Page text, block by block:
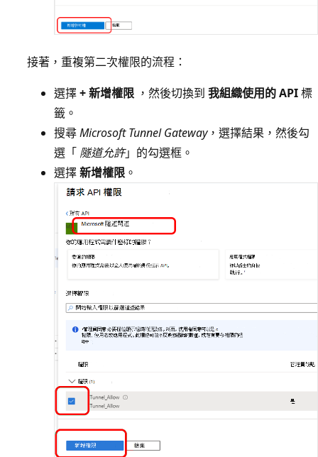
接著，重複第二次權限的流程：
選擇+ 新增權限 ，然後切換到 我組織使用的 API標
籤。
搜尋Microsoft Tunnel Gateway，選擇結果，然後勾
選「 隧道允許」的勾選框。
選擇新增權限 。